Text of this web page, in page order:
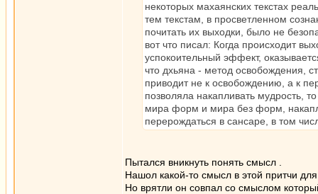
некоторых махаянских текстах
тем текстам, в просветленном
почитать их выходки, было не
вот что писал: Когда происходит
успокоительный эффект,
что дхьяна - метод освобождения,
приводит не к освобождению, а к
позволяла накапливать мудрость,
мира форм и мира без форм,
перерождаться в сансаре, в том
Пытался вникнуть понять смысл .
Нашол какой-то смысл в этой притчи
Но врятли он совпал со смыслом